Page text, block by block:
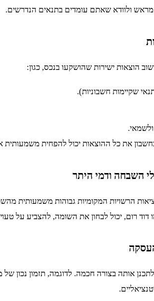
מראש ולוודא שאתם עומדים בתנאים הנדרשים.
הוצאות ישירות שהושקעו בנכס, כגון:
שקיימות חשבוניות).
את כל ההוצאות יכול להפחית
השבחה ודמי היתר
הרשויות המקומיות גבוהות משמעותית
דוד רום, יכול לבחון את השומה, להצביע על
אותה בצורה חכמה. לדוגמה, תזמון נכון